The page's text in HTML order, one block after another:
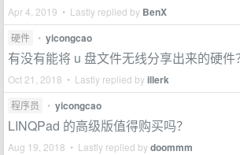
Apr 4, 2019 • Lastly replied by BenX
硬件 • yicongcao
有没有能将 u 盘文件无线分享出来的硬件
Oct 21, 2018 • Lastly replied byillerk
程序员 • yicongcao
LINQPad 的高级版值得购买吗？
Aug 19, 2018 • Lastly replied bydoommm